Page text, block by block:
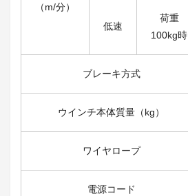
（m/分）
低速
荷重
100kg時
ブレーキ方式
ウインチ本体質量（kg）
ワイヤロープ
電源コード